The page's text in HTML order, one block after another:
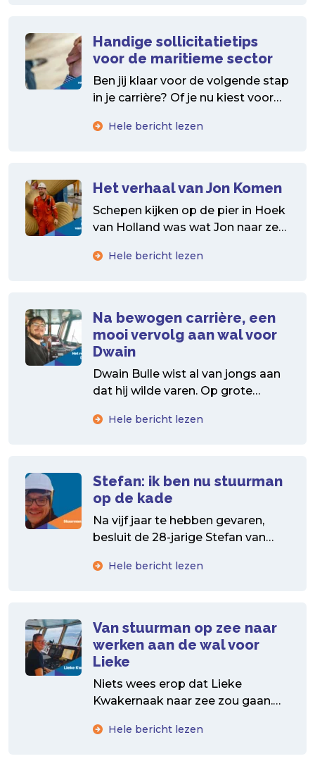
Handige sollicitatietips
voor de maritieme sector
Ben jij klaar voor de volgende stap
in je carrière? Of je nu kiest voor
Hele bericht lezen
Het verhaal van Jon Komen
Schepen kijken op de pier in Hoek
van Holland was wat Jon naar zee
Hele bericht lezen
Na bewogen carrière, een
mooi vervolg aan wal voor
Dwain
Dwain Bulle wist al van jongs aan
dat hij wilde varen. Op grote
zijn...Hele bericht lezen
Stefan: ik ben nu stuurman
op de kade
Na vijf jaar te hebben gevaren,
besluit de 28-jarige Stefan van
een walbaan....
Hele bericht lezen
Van stuurman op zee naar
werken aan de wal voor
Lieke
Niets wees erop dat Lieke
Kwakernaak naar zee zou gaan.
zeevaartopleiding. Handen-uit-de-
Hele bericht lezen